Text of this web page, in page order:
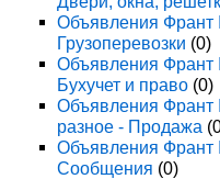
Объявления Франт
Грузоперевозки (0)
Объявления Франт
Бухучет и право (0)
Объявления Франт
разное - Продажа
Объявления Франт
Сообщения (0)